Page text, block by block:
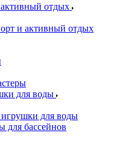
отдых
и активный отдых
для воды
для воды
для бассейнов